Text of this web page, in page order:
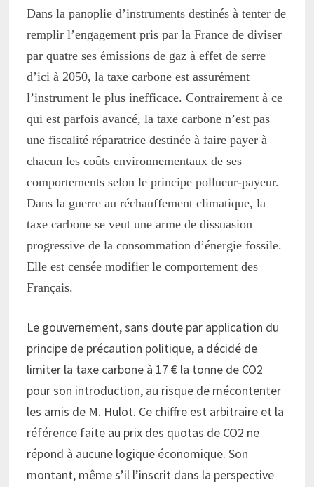
Dans la panoplie d’instruments destinés à tenter de
remplir l’engagement pris par la France de diviser
par quatre ses émissions de gaz à effet de serre
d’ici à 2050, la taxe carbone est assurément
l’instrument le plus inefficace. Contrairement à ce
qui est parfois avancé, la taxe carbone n’est pas
une fiscalité réparatrice destinée à faire payer à
chacun les coûts environnementaux de ses
comportements selon le principe pollueur-payeur.
Dans la guerre au réchauffement climatique, la
taxe carbone se veut une arme de dissuasion
progressive de la consommation d’énergie fossile.
Elle est censée modifier le comportement des
Français.
Le gouvernement, sans doute par application du
principe de précaution politique, a décidé de
limiter la taxe carbone à 17 € la tonne de CO2
pour son introduction, au risque de mécontenter
les amis de M. Hulot. Ce chiffre est arbitraire et la
référence faite au prix des quotas de CO2 ne
répond à aucune logique économique. Son
montant, même s’il l’inscrit dans la perspective